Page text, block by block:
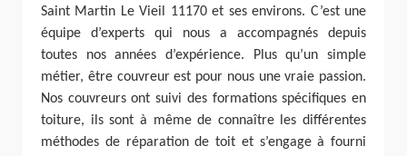
Saint Martin Le Vieil 11170 et ses environs. C’est une
équipe d’experts qui nous a accompagnés depuis
toutes nos années d’expérience. Plus qu’un simple
métier, être couvreur est pour nous une vraie passion.
Nos couvreurs ont suivi des formations spécifiques en
toiture, ils sont à même de connaître les différentes
méthodes de réparation de toit et s’engage à fourni